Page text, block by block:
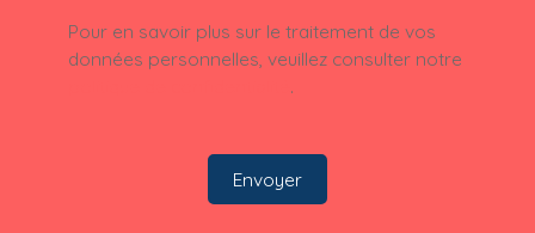
Pour en savoir plus sur le traitement de vos
données personnelles, veuillez consulter notre
.
Envoyer